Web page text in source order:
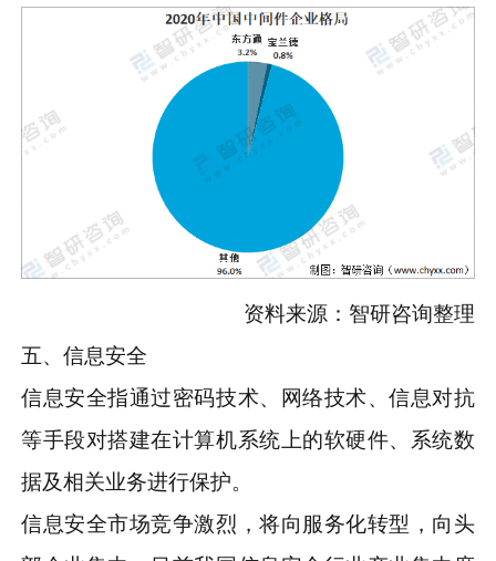
资料来源：智研咨询整理
五、信息安全
信息安全指通过密码技术、网络技术、信息对抗
等手段对搭建在计算机系统上的软硬件、系统数
据及相关业务进行保护。
信息安全市场竞争激烈，将向服务化转型，向头